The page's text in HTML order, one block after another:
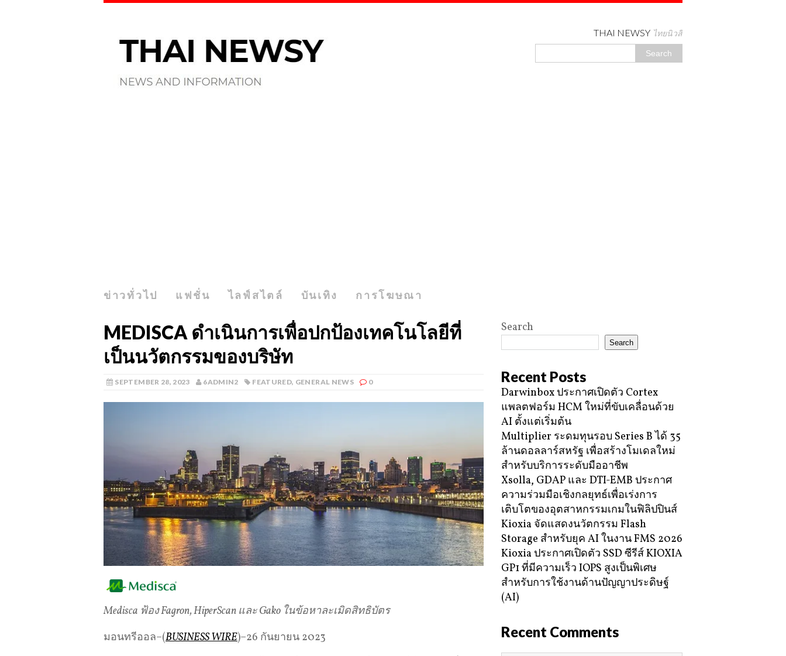
THAI NEWSY ไทยนิวสี่
ข่าวทั่วไป แฟชั่น ไลฟ์สไตล์ บันเทิง การโฆษณา
MEDISCA ดำเนินการเพื่อปกป้องเทคโนโลยีที่
เป็นนวัตกรรมของบริษัท
SEPTEMBER 28, 2023 6ADMIN2 FEATURED, GENERAL NEWS 0
Medisca ฟ้องFagron, HiperScan และGako ในข้อหาละเมิดสิทธิบัตร
มอนทรีออล–(BUSINESS WIRE)–26 กันยายน 2023
Search
Search
Recent Posts
Darwinbox ประกาศเปิดตัว Cortex
แพลตฟอร์ม HCM ใหม่ที่ขับเคลื่อนด้วย
AI ตั้งแต่เริ่มต้น
Multiplier ระดมทุนรอบ Series B ได้ 35
ล้านดอลลาร์สหรัฐ เพื่อสร้างโมเดลใหม่
สำหรับบริการระดับมืออาชีพ
Xsolla, GDAP และ DTI-EMB ประกาศ
ความร่วมมือเชิงกลยุทธ์เพื่อเร่งการ
เติบโตของอุตสาหกรรมเกมในฟิลิปปินส์
Kioxia จัดแสดงนวัตกรรม Flash
Storage สำหรับยุค AI ในงาน FMS 2026
Kioxia ประกาศเปิดตัว SSD ซีรีส์ KIOXIA
GP1 ที่มีความเร็ว IOPS สูงเป็นพิเศษ
สำหรับการใช้งานด้านปัญญาประดิษฐ์
(AI)
Recent Comments